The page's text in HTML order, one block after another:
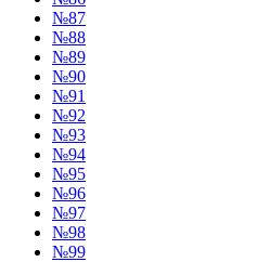
№87
№88
№89
№90
№91
№92
№93
№94
№95
№96
№97
№98
№99